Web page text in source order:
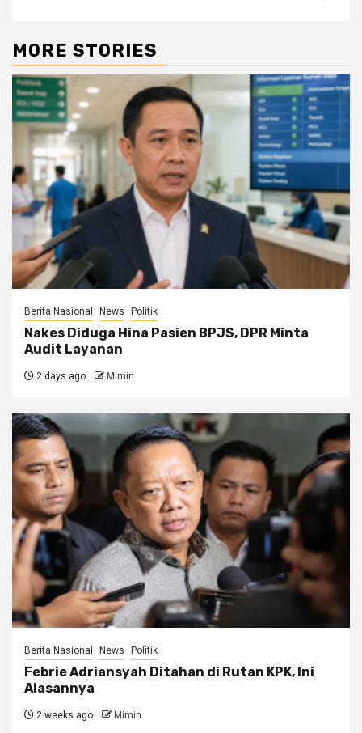
MORE STORIES
Berita Nasional News Politik
Nakes Diduga Hina Pasien BPJS, DPR Minta
Audit Layanan
2 days ago Mimin
Berita Nasional News Politik
Febrie Adriansyah Ditahan di Rutan KPK, Ini
Alasannya
2 weeks ago Mimin